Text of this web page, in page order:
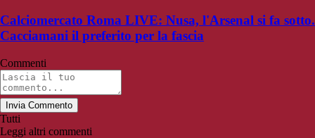
Calciomercato Roma LIVE: Nusa, l'Arsenal si fa sotto.
Cacciamani il preferito per la fascia
Commenti
Invia Commento
Tutti
Leggi altri commenti